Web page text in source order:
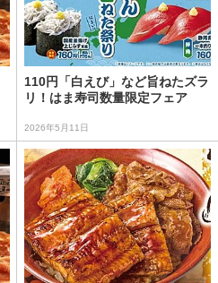
110円「白えび」など旨ねたズラ
リ！はま寿司数量限定フェア
2026年5月11日